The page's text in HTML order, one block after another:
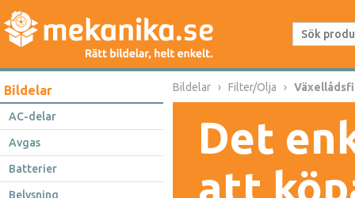
Bildelar
AC-delar
Avgas
Batterier
Belysning
Bildelar Filter/Olja
Det
att